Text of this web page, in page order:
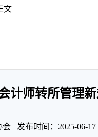
文
计师转所管理
会 发布时间：2025-06-